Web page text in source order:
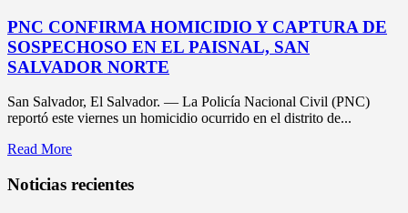
PNC CONFIRMA HOMICIDIO Y CAPTURA DE
SOSPECHOSO EN EL PAISNAL, SAN
SALVADOR NORTE
San Salvador, El Salvador. — La Policía Nacional Civil (PNC)
reportó este viernes un homicidio ocurrido en el distrito de...
Read More
Noticias recientes